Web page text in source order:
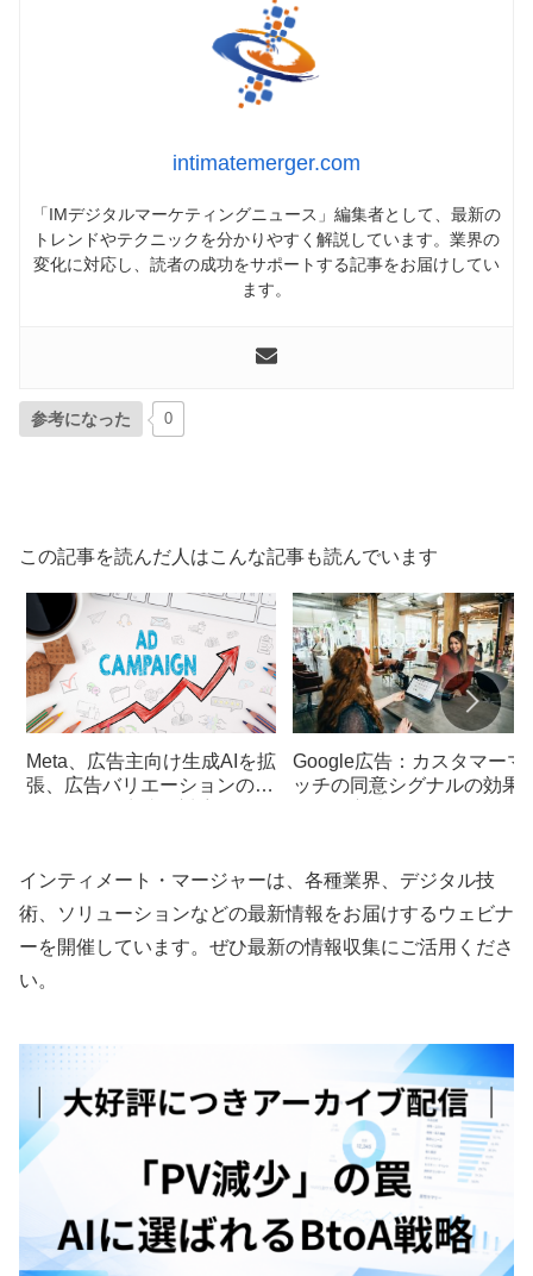
intimatemerger.com
「IMデジタルマーケティングニュース」編集者として、最新の
トレンドやテクニックを分かりやすく解説しています。業界の
変化に対応し、読者の成功をサポートする記事をお届けしてい
ます。
参考になった 0
この記事を読んだ人はこんな記事も読んでいます
Meta、広告主向け生成AIを拡
張、広告バリエーションのフ
Google広告：カスタマーマ
ッチの同意シグナルの効果
インティメート・マージャーは、各種業界、デジタル技
術、ソリューションなどの最新情報をお届けするウェビナ
ーを開催しています。ぜひ最新の情報収集にご活用くださ
い。